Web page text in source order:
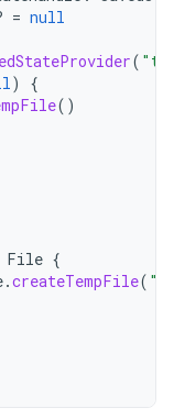
= null
(
)
{
()
File {
.createTempFile(